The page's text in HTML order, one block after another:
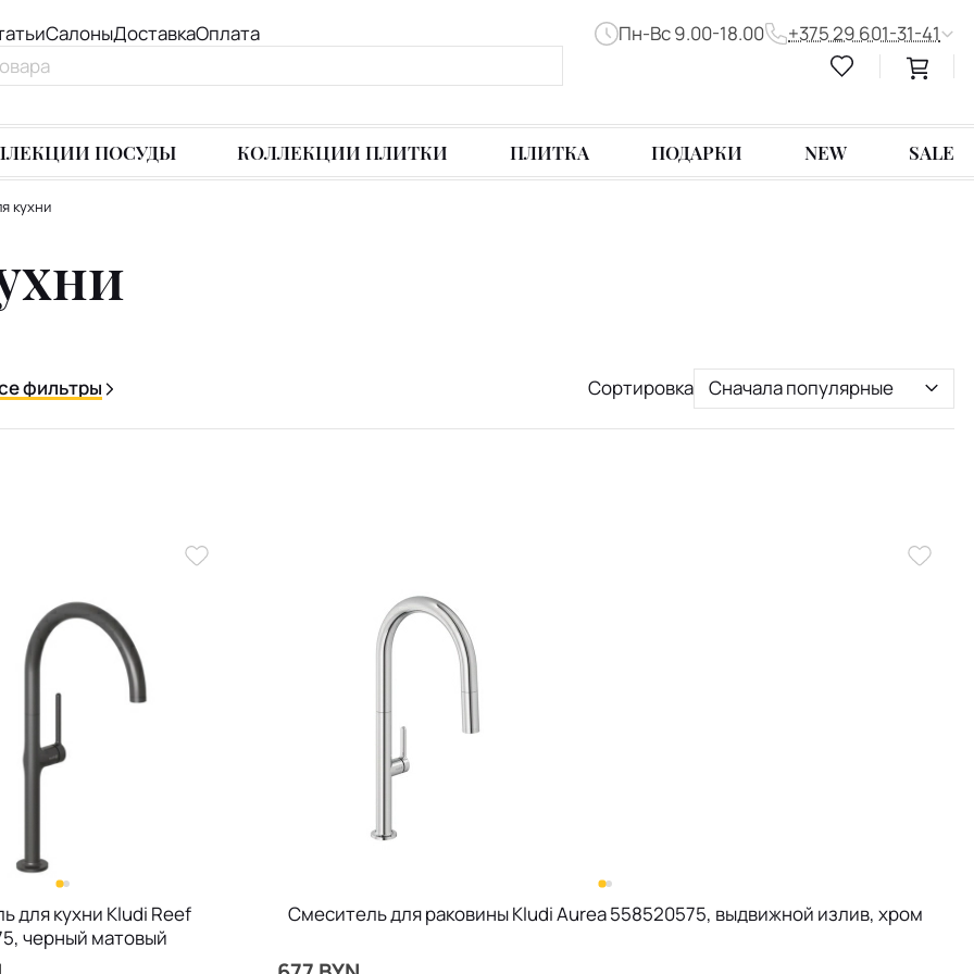
СалоныДоставкаОплата Пн-Вс 9.00-18.00 +375 29 601-31-41
ПОСУДЫ КОЛЛЕКЦИИ ПЛИТКИ ПЛИТКА ПОДАРКИ NEW SALE
кухни
фильтры Сортировка Сначала популярные
для кухни Kludi Reef
черный матовый
Смеситель для раковины Kludi Aurea 558520575, выдвижной излив, хром